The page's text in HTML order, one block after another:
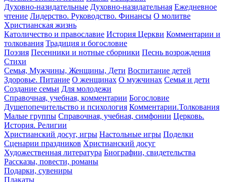
Духовно-назидательные Духовно-назидательная Ежедневное
чтение Лидерство. Руководство. Финансы О молитве
Христианская жизнь
Католичество и православие История Церкви Комментарии и
толкования Традиция и богословие
Поэзия Песенники и нотные сборники Песнь возрождения
Стихи
Семья, Мужчины, Женщины, Дети Воспитание детей
Здоровье. Питание О женщинах О мужчинах Семья и дети
Создание семьи Для молодежи
Справочная, учебная, комментарии Богословие
Душепопечительство и психология Комментарии.Толкования
Малые группы Справочная, учебная, симфонии Церковь.
История. Религии
Христианский досуг, игры Настольные игры Поделки
Сценарии праздников Христианский досуг
Художественная литература Биографии, свидетельства
Рассказы, повести, романы
Подарки, сувениры
Плакаты